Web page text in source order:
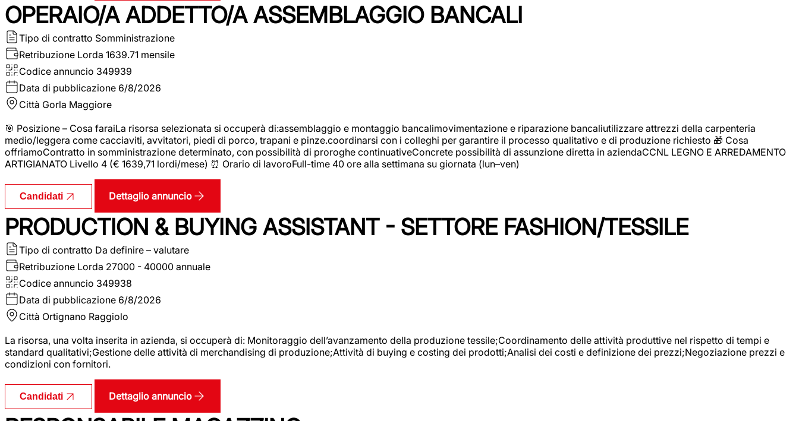
OPERAIO/A ADDETTO/A ASSEMBLAGGIO BANCALI
Tipo di contratto Somministrazione
Retribuzione Lorda 1639.71 mensile
Codice annuncio 349939
Data di pubblicazione 6/8/2026
Città Gorla Maggiore
🎯 Posizione – Cosa faraiLa risorsa selezionata si occuperà di:assemblaggio e montaggio bancalimovimentazione e riparazione bancaliutilizzare attrezzi della carpenteria
medio/leggera come cacciaviti, avvitatori, piedi di porco, trapani e pinze.coordinarsi con i colleghi per garantire il processo qualitativo e di produzione richiesto 🎁 Cosa
offriamoContratto in somministrazione determinato, con possibilità di proroghe continuativeConcrete possibilità di assunzione diretta in aziendaCCNL LEGNO E ARREDAMENTO
ARTIGIANATO Livello 4 (€ 1639,71 lordi/mese) ⏰ Orario di lavoroFull-time 40 ore alla settimana su giornata (lun–ven)
Candidati Dettaglio annuncio
PRODUCTION & BUYING ASSISTANT - SETTORE FASHION/TESSILE
Tipo di contratto Da definire – valutare
Retribuzione Lorda 27000 - 40000 annuale
Codice annuncio 349938
Data di pubblicazione 6/8/2026
Città Ortignano Raggiolo
La risorsa, una volta inserita in azienda, si occuperà di: Monitoraggio dell’avanzamento della produzione tessile;Coordinamento delle attività produttive nel rispetto di tempi e
standard qualitativi;Gestione delle attività di merchandising di produzione;Attività di buying e costing dei prodotti;Analisi dei costi e definizione dei prezzi;Negoziazione prezzi e
condizioni con fornitori.
Candidati Dettaglio annuncio